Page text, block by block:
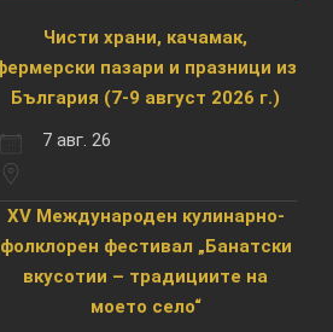
Чисти храни, качамак,
пазари и празници из
България (7-9 август 2026 г.)
7 авг. 26
XV Международен кулинарно-
фолклорен фестивал „Банатски
вкусотии – традициите на
моето село“